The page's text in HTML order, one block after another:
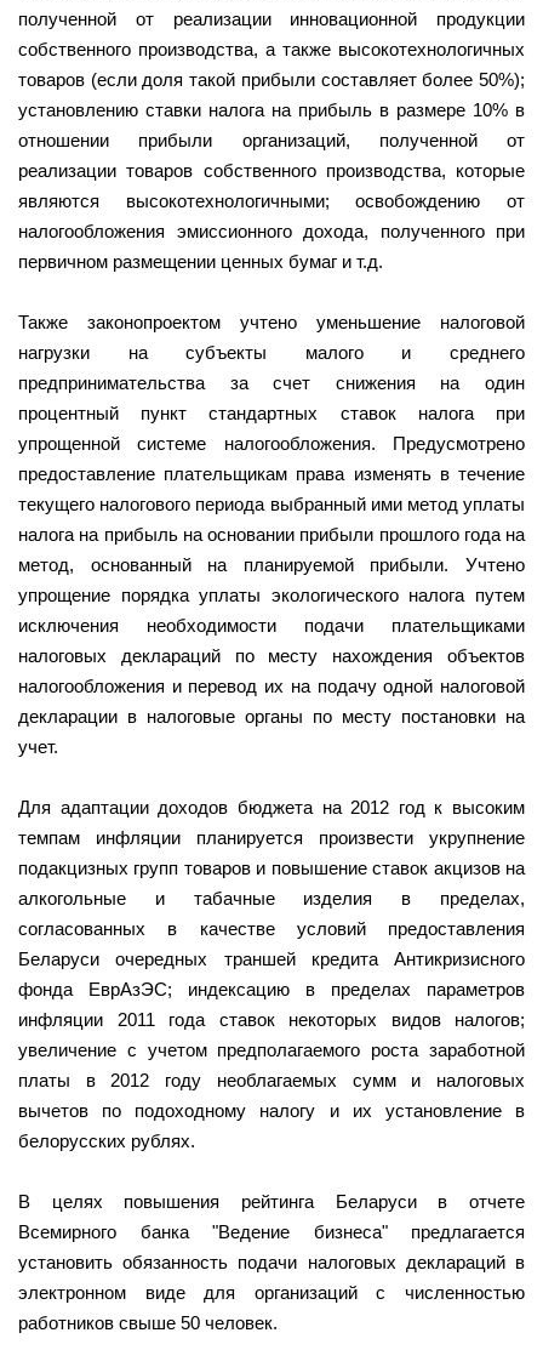
полученной от реализации инновационной продукции
собственного производства, а также высокотехнологичных
товаров (если доля такой прибыли составляет более 50%);
установлению ставки налога на прибыль в размере 10% в
отношении прибыли организаций, полученной от
реализации товаров собственного производства, которые
являются высокотехнологичными; освобождению от
налогообложения эмиссионного дохода, полученного при
первичном размещении ценных бумаг и т.д.
Также законопроектом учтено уменьшение налоговой
нагрузки на субъекты малого и среднего
предпринимательства за счет снижения на один
процентный пункт стандартных ставок налога при
упрощенной системе налогообложения. Предусмотрено
предоставление плательщикам права изменять в течение
текущего налогового периода выбранный ими метод уплаты
налога на прибыль на основании прибыли прошлого года на
метод, основанный на планируемой прибыли. Учтено
упрощение порядка уплаты экологического налога путем
исключения необходимости подачи плательщиками
налоговых деклараций по месту нахождения объектов
налогообложения и перевод их на подачу одной налоговой
декларации в налоговые органы по месту постановки на
учет.
Для адаптации доходов бюджета на 2012 год к высоким
темпам инфляции планируется произвести укрупнение
подакцизных групп товаров и повышение ставок акцизов на
алкогольные и табачные изделия в пределах,
согласованных в качестве условий предоставления
Беларуси очередных траншей кредита Антикризисного
фонда ЕврАзЭС; индексацию в пределах параметров
инфляции 2011 года ставок некоторых видов налогов;
увеличение с учетом предполагаемого роста заработной
платы в 2012 году необлагаемых сумм и налоговых
вычетов по подоходному налогу и их установление в
белорусских рублях.
В целях повышения рейтинга Беларуси в отчете
Всемирного банка "Ведение бизнеса" предлагается
установить обязанность подачи налоговых деклараций в
электронном виде для организаций с численностью
работников свыше 50 человек.